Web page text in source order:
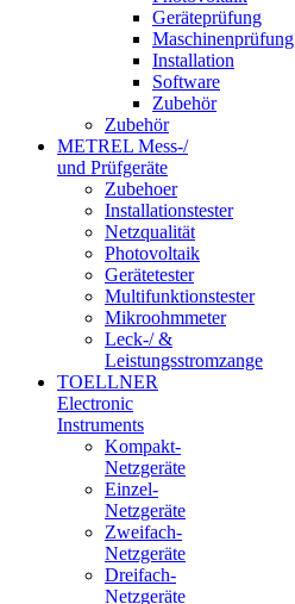
Geräteprüfung
Maschinenprüfung
Installation
Software
Zubehör
Zubehör
METREL Mess-/
und Prüfgeräte
Zubehoer
Installationstester
Netzqualität
Photovoltaik
Gerätetester
Multifunktionstester
Mikroohmmeter
Leck-/ &
Leistungsstromzange
TOELLNER
Electronic
Instruments
Kompakt-
Netzgeräte
Einzel-
Netzgeräte
Zweifach-
Netzgeräte
Dreifach-
Netzgeräte